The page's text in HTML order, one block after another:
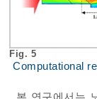
Fig. 5
Computational